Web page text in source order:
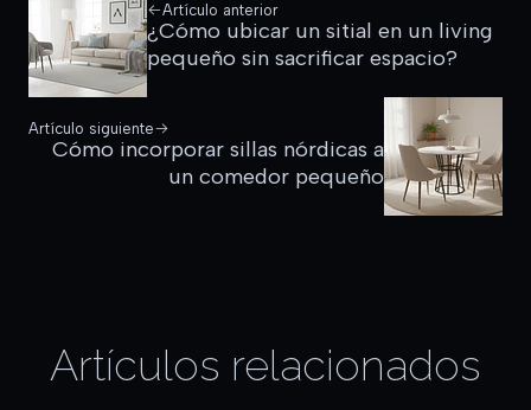
Artículo anterior
¿Cómo ubicar un sitial en un living
pequeño sin sacrificar espacio?
Artículo siguiente
Cómo incorporar sillas nórdicas a
un comedor pequeño
Artículos relacionados